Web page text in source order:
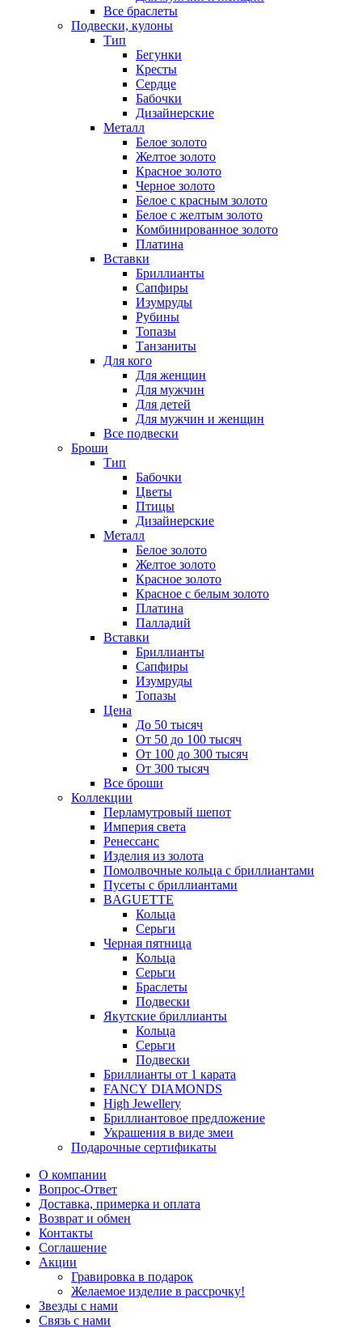
Все браслеты
Подвески, кулоны
Тип
Бегунки
Кресты
Сердце
Бабочки
Дизайнерские
Металл
Белое золото
Желтое золото
Красное золото
Черное золото
Белое с красным золото
Белое с желтым золото
Комбинированное золото
Платина
Вставки
Бриллианты
Сапфиры
Изумруды
Рубины
Топазы
Танзаниты
Для кого
Для женщин
Для мужчин
Для детей
Для мужчин и женщин
Все подвески
Броши
Тип
Бабочки
Цветы
Птицы
Дизайнерские
Металл
Белое золото
Желтое золото
Красное золото
Красное с белым золото
Платина
Палладий
Вставки
Бриллианты
Сапфиры
Изумруды
Топазы
Цена
До 50 тысяч
От 50 до 100 тысяч
От 100 до 300 тысяч
От 300 тысяч
Все броши
Коллекции
Перламутровый шепот
Империя света
Ренессанс
Изделия из золота
Помолвочные кольца с бриллиантами
Пусеты с бриллиантами
BAGUETTE
Кольца
Серьги
Черная пятница
Кольца
Серьги
Браслеты
Подвески
Якутские бриллианты
Кольца
Серьги
Подвески
Бриллианты от 1 карата
FANCY DIAMONDS
High Jewellery
Бриллиантовое предложение
Украшения в виде змеи
Подарочные сертификаты
О компании
Вопрос-Ответ
Доставка, примерка и оплата
Возврат и обмен
Контакты
Соглашение
Акции
Гравировка в подарок
Желаемое изделие в рассрочку!
Звезды с нами
Связь с нами